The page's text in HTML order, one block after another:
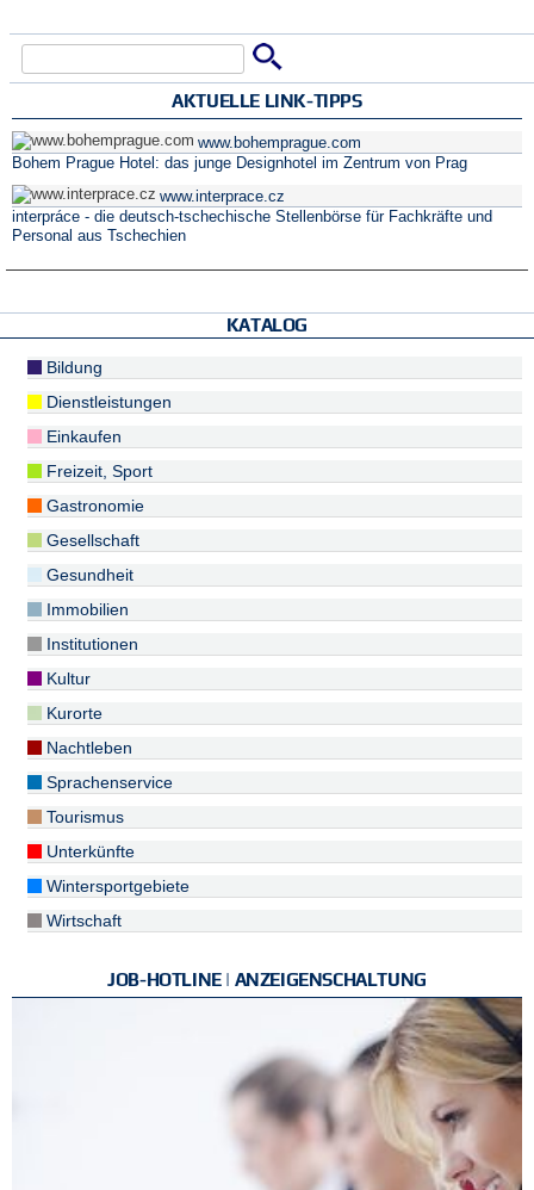
AKTUELLE LINK-TIPPS
www.bohemprague.com
Bohem Prague Hotel: das junge Designhotel im Zentrum von Prag
www.interprace.cz
interpráce - die deutsch-tschechische Stellenbörse für Fachkräfte und
Personal aus Tschechien
KATALOG
Bildung
Dienstleistungen
Einkaufen
Freizeit, Sport
Gastronomie
Gesellschaft
Gesundheit
Immobilien
Institutionen
Kultur
Kurorte
Nachtleben
Sprachenservice
Tourismus
Unterkünfte
Wintersportgebiete
Wirtschaft
JOB-HOTLINE | ANZEIGENSCHALTUNG